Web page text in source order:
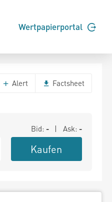
Wertpapierportal
Alert Factsheet
Bid: - | Ask: -
Kaufen